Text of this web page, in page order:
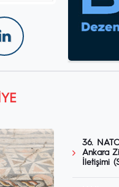
36.
Ankara
İletişimi